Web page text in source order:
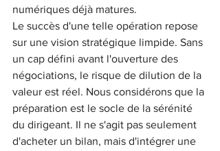
numériques déjà matures.
Le succès d'une telle opération repose
sur une vision stratégique limpide. Sans
un cap défini avant l'ouverture des
négociations, le risque de dilution de la
valeur est réel. Nous considérons que la
préparation est le socle de la sérénité
du dirigeant. Il ne s'agit pas seulement
d'acheter un bilan, mais d'intégrer une